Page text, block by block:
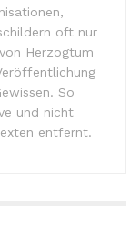
oft nur
Herzogtum
So
und nicht
entfernt.